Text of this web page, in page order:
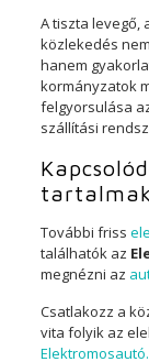
A tiszta levegő,
közlekedés
hanem
kormányzatok
felgyorsulása
szállítási
tartalmak
További friss
találhatók az
megnézni az
Csatlakozz a
vita folyik az